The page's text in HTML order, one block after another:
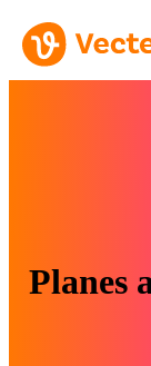
Planes